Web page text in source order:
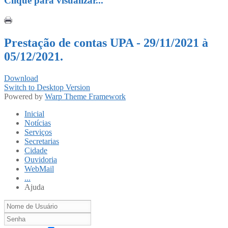
Prestação de contas UPA - 29/11/2021 à
05/12/2021.
Download
Switch to Desktop Version
Powered by Warp Theme Framework
Inicial
Notícias
Serviços
Secretarias
Cidade
Ouvidoria
WebMail
...
Ajuda